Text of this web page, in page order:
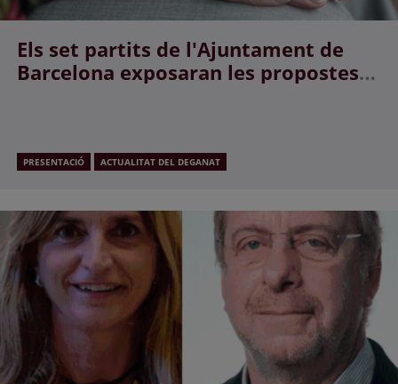
Els set partits de l'Ajuntament de
Barcelona exposaran les propostes
PRESENTACIÓ ACTUALITAT DEL DEGANAT